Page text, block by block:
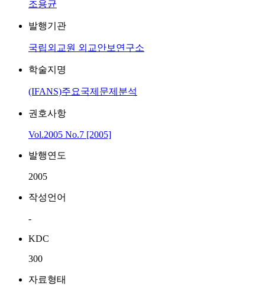
조용균
발행기관
국립외교원 외교안보연구소
학술지명
(IFANS)주요국제문제분석
권호사항
Vol.2005 No.7 [2005]
발행연도
2005
작성언어
-
KDC
300
자료형태